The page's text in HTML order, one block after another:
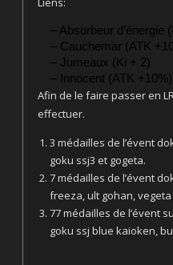
– Absorbeur d’énergie
– Cauchemar (ATK
– Jumeaux (Ki + 2)
– Innocent (ATK +10%)
Afin de le faire passer en
effectuer.
3 médailles de l’évent
goku ssj3 et gogeta.
7 médailles de l’évent
freeza, ult gohan,
77 médailles de l’évent
goku ssj blue kaioken,